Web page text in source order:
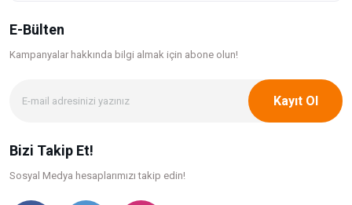
E-Bülten
Kampanyalar hakkında bilgi almak için abone olun!
Kayıt Ol
Bizi Takip Et!
Sosyal Medya hesaplarımızı takip edin!